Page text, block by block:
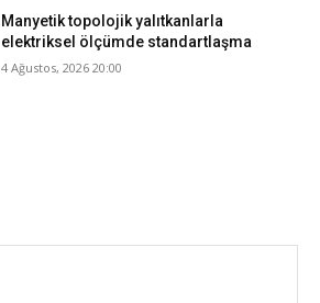
Manyetik topolojik yalıtkanlarla
elektriksel ölçümde standartlaşma
4 Ağustos, 2026 20:00